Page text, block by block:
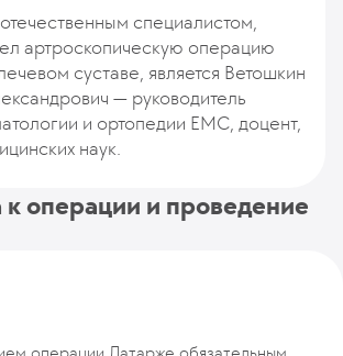
специалистом,
артроскопическую операцию
суставе, является Ветошкин
— руководитель
и ортопедии ЕМС, доцент,
наук.
к операции и проведение